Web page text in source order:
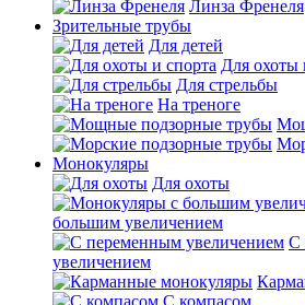
Линза Френеля
Зрительные трубы
Для детей
Для охоты
Для стрельбы
На треноге
Монокуляры
Для охоты
большим увеличением
С
увеличением
С компасом